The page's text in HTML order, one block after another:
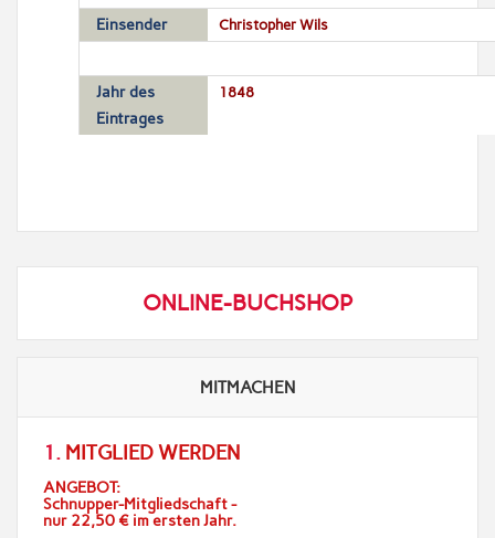
Einsender Christopher Wils
Jahr des
Eintrages
1848
ONLINE-BUCHSHOP
MITMACHEN
1. MITGLIED WERDEN
ANGEBOT:
Schnupper-Mitgliedschaft -
nur 22,50 € im ersten Jahr.